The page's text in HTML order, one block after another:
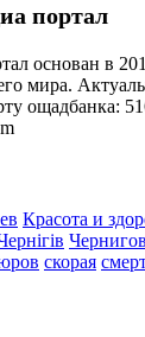
портал
основан в
мира.
ощадбанка:
Красота и
Чернигов
скорая